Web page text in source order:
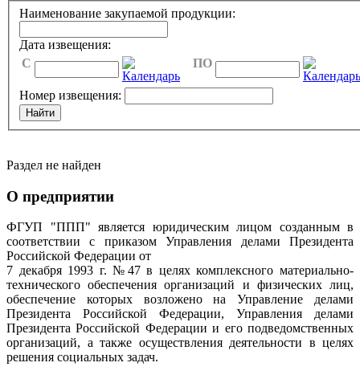
Наименование закупаемой продукции:
Дата извещения:
C
ПО
Номер извещения:
Раздел не найден
О предприятии
ФГУП "ППП" является юридическим лицом созданным в
соответствии с приказом Управления делами Президента
Российской Федерации от
7 декабря 1993 г. №47 в целях комплексного материально-
технического обеспечения организаций и физических лиц,
обеспечение которых возложено на Управление делами
Президента Российской Федерации, Управления делами
Президента Российской Федерации и его подведомственных
организаций, а также осуществления деятельности в целях
решения социальных задач.